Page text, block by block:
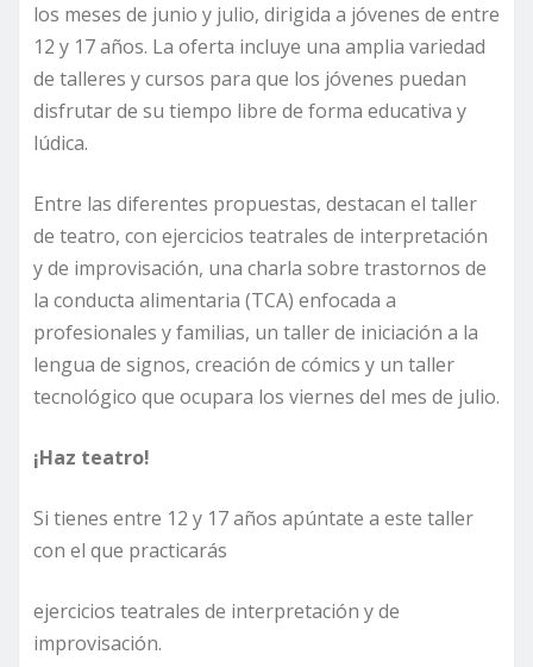
los meses de junio y julio, dirigida a jóvenes de entre
12 y 17 años. La oferta incluye una amplia variedad
de talleres y cursos para que los jóvenes puedan
disfrutar de su tiempo libre de forma educativa y
lúdica.
Entre las diferentes propuestas, destacan el taller
de teatro, con ejercicios teatrales de interpretación
y de improvisación, una charla sobre trastornos de
la conducta alimentaria (TCA) enfocada a
profesionales y familias, un taller de iniciación a la
lengua de signos, creación de cómics y un taller
tecnológico que ocupara los viernes del mes de julio.
¡Haz teatro!
Si tienes entre 12 y 17 años apúntate a este taller
con el que practicarás
ejercicios teatrales de interpretación y de
improvisación.